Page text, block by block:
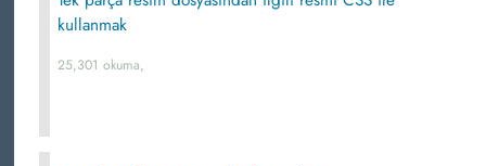
kullanmak
25,301 okuma,